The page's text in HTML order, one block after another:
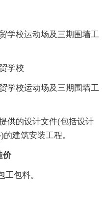
学校运动场及三期围墙工
学校
学校运动场及三期围墙工
供的设计文件(包括设计
建筑安装工程。
价
工包料。